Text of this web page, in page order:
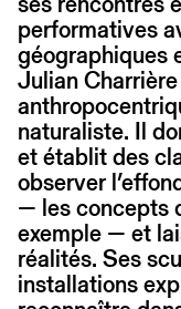
performatives
géographiques
Julian Charrière
naturaliste. Il
et établit des
observer
— les concepts
exemple — et
réalités. Ses
installations